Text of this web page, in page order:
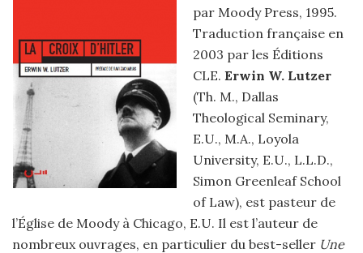
par Moody Press, 1995.
Traduction française en
2003 par les Éditions
CLE. Erwin W. Lutzer
(Th. M., Dallas
Theological Seminary,
E.U., M.A., Loyola
University, E.U., L.L.D.,
Simon Greenleaf School
of Law), est pasteur de
l’Église de Moody à Chicago, E.U. Il est l’auteur de
nombreux ouvrages, en particulier du best-seller Une